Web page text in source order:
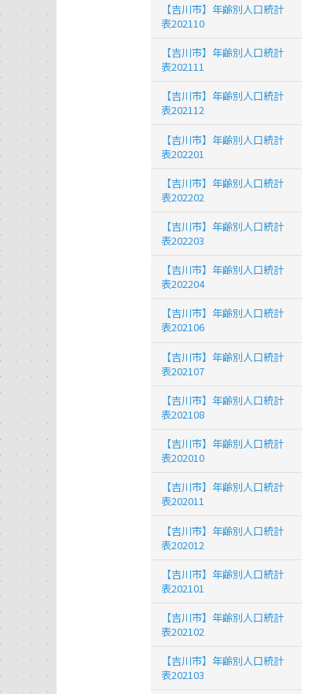
【吉川市】年齢別人口統計
表202110
【吉川市】年齢別人口統計
表202111
【吉川市】年齢別人口統計
表202112
【吉川市】年齢別人口統計
表202201
【吉川市】年齢別人口統計
表202202
【吉川市】年齢別人口統計
表202203
【吉川市】年齢別人口統計
表202204
【吉川市】年齢別人口統計
表202106
【吉川市】年齢別人口統計
表202107
【吉川市】年齢別人口統計
表202108
【吉川市】年齢別人口統計
表202010
【吉川市】年齢別人口統計
表202011
【吉川市】年齢別人口統計
表202012
【吉川市】年齢別人口統計
表202101
【吉川市】年齢別人口統計
表202102
【吉川市】年齢別人口統計
表202103